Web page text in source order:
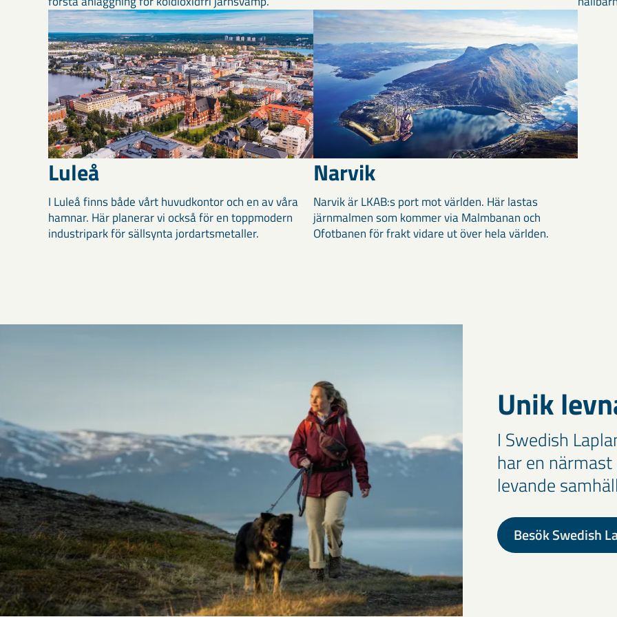
Luleå
I Luleå finns både vårt huvudkontor och en av våra
hamnar. Här planerar vi också för en toppmodern
industripark för sällsynta jordartsmetaller.
Narvik
Narvik är LKAB:s port mot världen. Här lastas
järnmalmen som kommer via Malmbanan och
Ofotbanen för frakt vidare ut över hela världen.
Unik
I Swedish
har en
levande
Besök Swedish